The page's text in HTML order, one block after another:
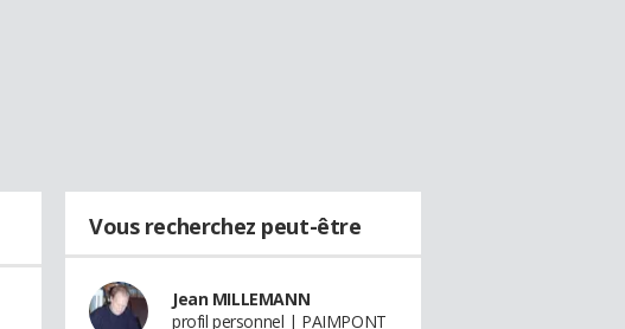
Vous recherchez peut-être
Jean MILLEMANN
profil personnel | PAIMPONT